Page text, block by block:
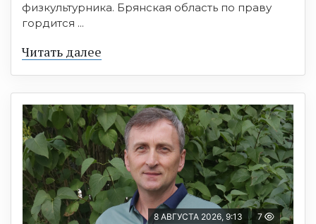
физкультурника. Брянская область по праву
гордится ...
Читать далее
8 АВГУСТА 2026, 9:13 7